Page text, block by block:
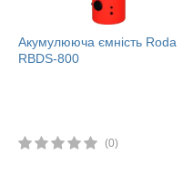
Акумулююча ємність Roda
RBDS-800
(0)